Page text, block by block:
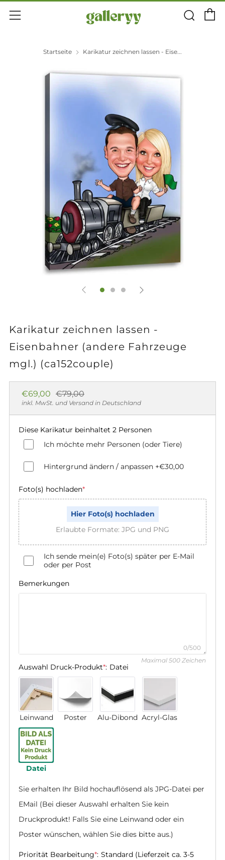
Menü
Startseite Karikatur zeichnen lassen - Eise...
Karikatur zeichnen lassen -
Eisenbahner (andere Fahrzeuge
mgl.) (ca152couple)
Normaler
Preis
€69,00 Sonderpreis
€79,00
inkl. MwSt. und Versand in Deutschland
Diese Karikatur beinhaltet 2 Personen
Ich möchte mehr Personen (oder Tiere)
Hintergrund ändern / anpassen +€30,00
Foto(s) hochladen*
Hier Foto(s) hochladen
Erlaubte Formate: JPG und PNG
Ich sende mein(e) Foto(s) später per E-Mail
oder per Post
Bemerkungen
0/500
Maximal 500 Zeichen
Auswahl Druck-Produkt*: Datei
Leinwand Poster Alu-Dibond Acryl-Glas
Datei
Sie erhalten Ihr Bild hochauflösend als JPG-Datei per
EMail (Bei dieser Auswahl erhalten Sie kein
Druckprodukt! Falls Sie eine Leinwand oder ein
Poster wünschen, wählen Sie dies bitte aus.)
Priorität Bearbeitung*: Standard (Lieferzeit ca. 3-5